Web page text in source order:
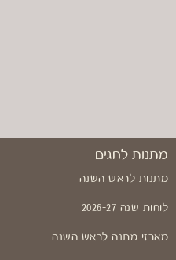
מתנות לחגים
מתנות לראש השנה
לוחות שנה 2026-27
מארזי מתנה לראש השנה